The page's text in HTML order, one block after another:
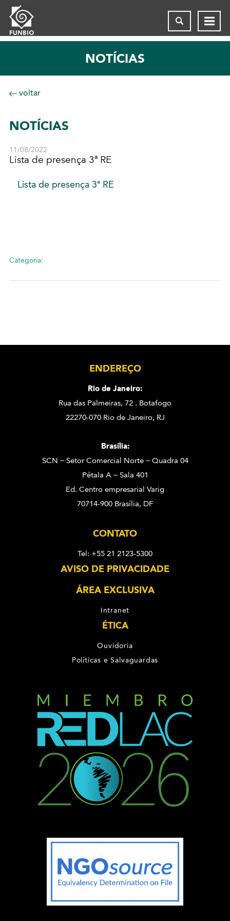
NOTÍCIAS
voltar
NOTÍCIAS
11/08/2022
Lista de presença 3ª RE
Lista de presença 3ª RE
Categoria:
ENDEREÇO
Rio de Janeiro:
Rua das Palmeiras, 72 . Botafogo
22270-070 Rio de Janeiro, RJ
Brasília:
SCN – Setor Comercial Norte – Quadra 04
Pétala A – Sala 401
Ed. Centro empresarial Varig
70714-900 Brasília, DF
CONTATO
Tel: +55 21 2123-5300
AVISO DE PRIVACIDADE
ÁREA EXCLUSIVA
Intranet
ÉTICA
Ouvidoria
Políticas e Salvaguardas